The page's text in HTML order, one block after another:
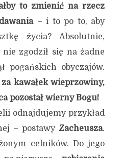
to zmienić na rzecz
– i to po to, aby
życia? Absolutnie,
zgodził się na żadne
pogańskich obyczajów.
kawałek wieprzowiny,
pozostał wierny Bogu!
odnajdujemy przykład
– postawy Zacheusza.
celników. Do jego